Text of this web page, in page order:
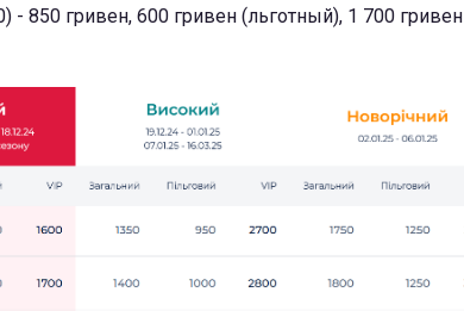
- 850 гривен, 600 гривен (льготный), 1 700 гривен